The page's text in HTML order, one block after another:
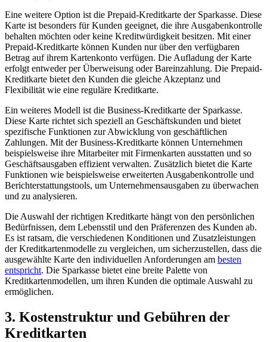
Eine​ weitere⁢ Option ‌ist die Prepaid-Kreditkarte der Sparkasse.‍ Diese
Karte ist besonders ​für ​Kunden geeignet, die ihre⁣ Ausgabenkontrolle
behalten möchten oder keine ​Kreditwürdigkeit besitzen. Mit ​einer
Prepaid-Kreditkarte können Kunden nur über den verfügbaren
Betrag ​auf ihrem ⁢Kartenkonto verfügen. Die​ Aufladung⁢ der Karte‍
erfolgt‍ entweder per Überweisung oder Bareinzahlung.‍ Die⁣ Prepaid-
Kreditkarte bietet den Kunden die gleiche Akzeptanz und
Flexibilität wie eine reguläre Kreditkarte.
Ein ⁢weiteres Modell ist die Business-Kreditkarte der⁢ Sparkasse.
Diese ​Karte richtet ‌sich speziell an Geschäftskunden und bietet
spezifische Funktionen zur Abwicklung von ‌geschäftlichen
Zahlungen. ‌Mit‌ der Business-Kreditkarte können Unternehmen
beispielsweise ihre⁤ Mitarbeiter mit Firmenkarten ausstatten und‌ so
Geschäftsausgaben ⁤effizient verwalten. Zusätzlich ​bietet die Karte​
Funktionen wie beispielsweise erweiterten⁣ Ausgabenkontrolle und
Berichterstattungstools, um Unternehmensausgaben zu⁣ überwachen
und zu analysieren.
Die Auswahl ‌der richtigen Kreditkarte hängt von den persönlichen
Bedürfnissen, ‍dem Lebensstil ​und ‍den Präferenzen des‌ Kunden ‌ab.
Es‍ ist ratsam, die verschiedenen⁢ Konditionen und Zusatzleistungen
der​ Kreditkartenmodelle zu⁢ vergleichen, ⁤um​ sicherzustellen, dass die
ausgewählte Karte den individuellen Anforderungen am besten
entspricht. Die Sparkasse bietet eine breite⁣ Palette von
Kreditkartenmodellen, ​um ihren Kunden die optimale Auswahl ⁢zu
ermöglichen.
3. Kostenstruktur⁢ und⁣ Gebühren der
Kreditkarten